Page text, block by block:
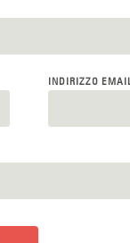
INDIRIZZO